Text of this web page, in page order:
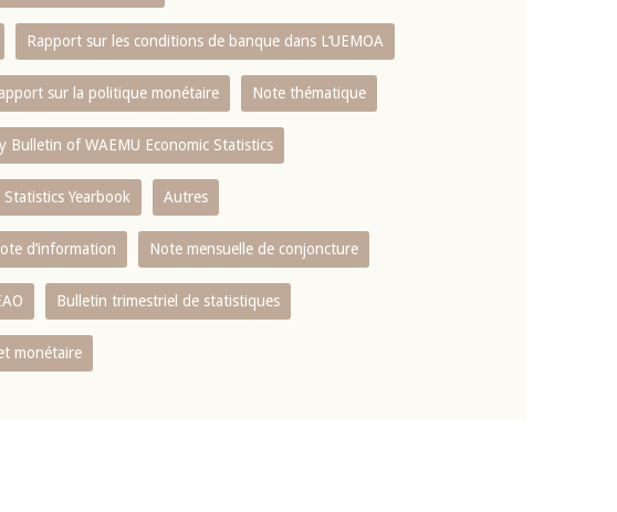
Rapport sur les conditions de banque dans L‘UEMOA
sur la politique monétaire Note thématique
Bulletin of WAEMU Economic Statistics
Statistics Yearbook Autres
d’information Note mensuelle de conjoncture
Bulletin trimestriel de statistiques
monétaire